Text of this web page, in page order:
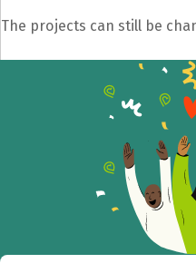
The projects can still be
Help to
Facebook